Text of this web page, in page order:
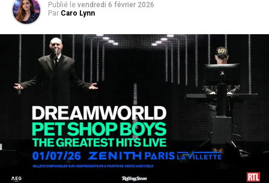
Publié le vendredi 6 février 2026
Par Caro Lynn